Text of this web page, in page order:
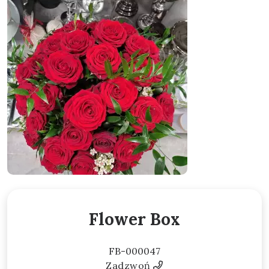
Flower Box
FB-000047
Zadzwoń